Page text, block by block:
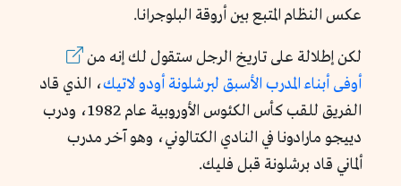
عكس النظام المتبع بين أروقة البلوجرانا.
لكن إطلالة على تاريخ الرجل ستقول لك إنه من
أوفى أبناء المدرب الأسبق لبرشلونة أودو لاتيك، الذي قاد
الفريق للقب كأس الكئوس الأوروبية عام 1982، ودرب
دييجو مارادونا في النادي الكتالوني، وهو آخر مدرب
ألماني قاد برشلونة قبل فليك.